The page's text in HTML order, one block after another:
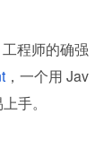
程师的确强
，一个用 Jav
手。